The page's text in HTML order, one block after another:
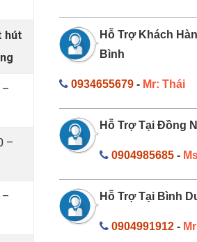
hút
–
Hỗ Trợ Khách
Bình
0934655679- Mr: Thái
Hỗ Trợ Tại Đồng
0904985685 -
Hỗ Trợ Tại Bình
0904991912 -